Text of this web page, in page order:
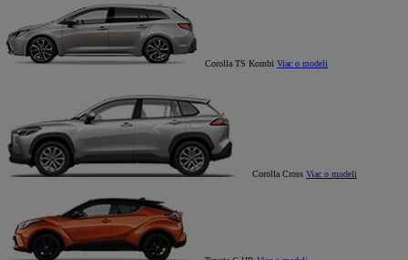
Corolla TS Kombi Viac o modeli
Corolla Cross Viac o modeli